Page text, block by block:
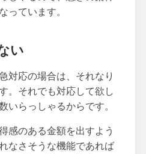
っています。
い
対応の場合は、それなり
。それでも対応して欲し
いらっしゃるからです。
感のある金額を出すよう
なさそうな機能であれば